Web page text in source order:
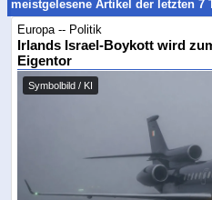
meistgelesene Artikel der letzten 7
Europa -- Politik
Irlands Israel-Boykott wird
Eigentor
Symbolbild / KI